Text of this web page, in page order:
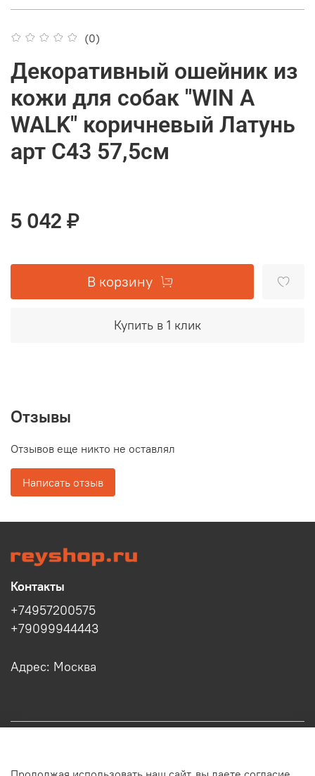
(0)
Декоративный ошейник из
кожи для собак "WIN A
WALK" коричневый Латунь
арт C43 57,5см
5 042 ₽
В корзину
Купить в 1 клик
Отзывы
Отзывов еще никто не оставлял
Написать отзыв
Контакты
+74957200575
+79099944443
Адрес: Москва